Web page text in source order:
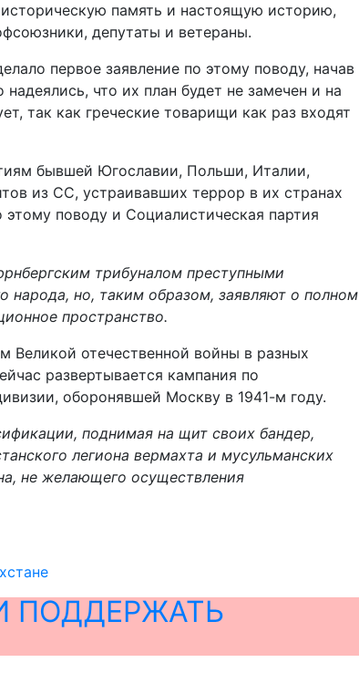
память и настоящую историю,
депутаты и ветераны.
первое заявление по этому поводу, начав
что их план будет не замечен и на
так как греческие товарищи как раз входят
бывшей Югославии, Польши, Италии,
из СС, устраивавших террор в их странах
поводу и Социалистическая партия
трибуналом преступными
народа, но, таким образом, заявляют о полном
пространство.
Великой отечественной войны в разных
развертывается кампания по
оборонявшей Москву в 1941-м году.
поднимая на щит своих бандер,
легиона вермахта и мусульманских
не желающего осуществления
ПОДДЕРЖАТЬ